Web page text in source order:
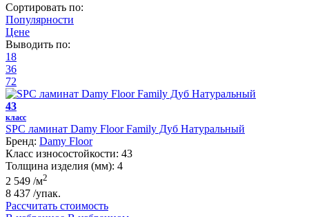
Сортировать по:
Популярности
Цене
Выводить по:
18
36
72
43
класс
SPC ламинат Damy Floor Family Дуб Натуральный
Бренд: Damy Floor
Класс износостойкости: 43
Толщина изделия (мм): 4
2 549 /м2
8 437 /упак.
Рассчитать стоимость